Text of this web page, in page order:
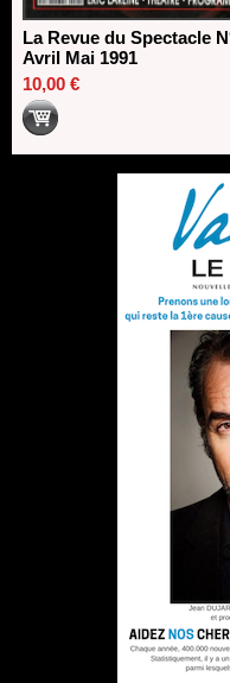
La Revue du Spectacle
Avril Mai 1991
10,00 €